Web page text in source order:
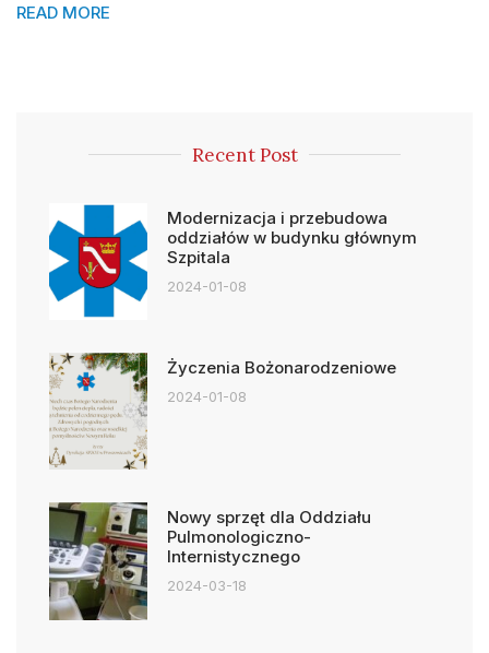
READ MORE
Recent Post
Modernizacja i przebudowa
oddziałów w budynku głównym
Szpitala
2024-01-08
Życzenia Bożonarodzeniowe
2024-01-08
Nowy sprzęt dla Oddziału
Pulmonologiczno-
Internistycznego
2024-03-18